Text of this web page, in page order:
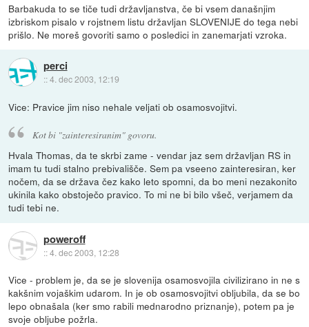
Barbakuda to se tiče tudi državljanstva, če bi vsem današnjim
izbriskom pisalo v rojstnem listu državljan SLOVENIJE do tega nebi
prišlo. Ne moreš govoriti samo o posledici in zanemarjati vzroka.
perci
::4. dec 2003, 12:19
Vice: Pravice jim niso nehale veljati ob osamosvojitvi.
Kot bi "zainteresiranim" govoru.
Hvala Thomas, da te skrbi zame - vendar jaz sem državljan RS in
imam tu tudi stalno prebivališče. Sem pa vseeno zainteresiran, ker
nočem, da se država čez kako leto spomni, da bo meni nezakonito
ukinila kako obstoječo pravico. To mi ne bi bilo všeč, verjamem da
tudi tebi ne.
poweroff
::4. dec 2003, 12:28
Vice - problem je, da se je slovenija osamosvojila civilizirano in ne s
kakšnim vojaškim udarom. In je ob osamosvojitvi obljubila, da se bo
lepo obnašala (ker smo rabili mednarodno priznanje), potem pa je
svoje obljube požrla.